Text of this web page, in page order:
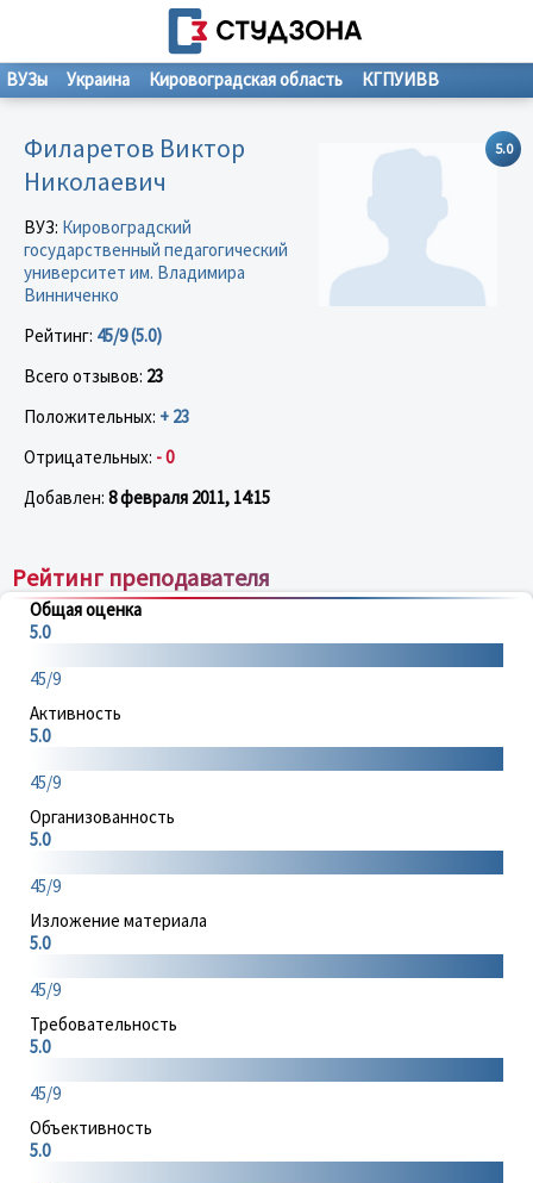
ВУЗы Украина Кировоградская область КГПУИВВ
5.0
Филаретов Виктор
Николаевич
ВУЗ: Кировоградский
государственный педагогический
университет им. Владимира
Винниченко
Рейтинг: 45/9 (5.0)
Всего отзывов: 23
Положительных: + 23
Отрицательных: - 0
Добавлен: 8 февраля 2011, 14:15
Рейтинг преподавателя
Общая оценка
5.0
45/9
Активность
5.0
45/9
Организованность
5.0
45/9
Изложение материала
5.0
45/9
Требовательность
5.0
45/9
Объективность
5.0